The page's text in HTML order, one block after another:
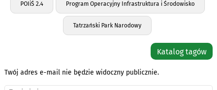
POIiŚ 2.4 Program Operacyjny Infrastruktura i Środowisko
Tatrzański Park Narodowy
Katalog tagów
Twój adres e-mail nie będzie widoczny publicznie.